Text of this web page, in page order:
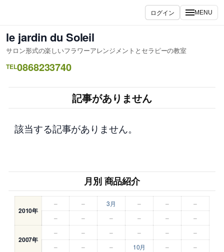
を
ス
キ
ッ
ログイン MENU
le jardin du Soleil
サロン形式の楽しいフラワーアレンジメントとセラピーの教室
TEL0868233740
記事がありません
該当する記事がありません。
月別 商品紹介
2010年
– – 3月 – –
–
–
– – – – –
2007年
– – – – –
–
–
– – 10月 – –